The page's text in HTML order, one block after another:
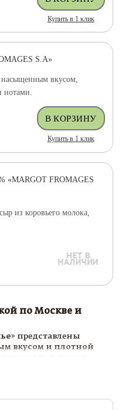
Купить в 1 клик
S.A»
вкусом,
нотами.
Купить в 1 клик
FROMAGES
из коровьего молока,
по Москве и
представлены
вкусом и плотной